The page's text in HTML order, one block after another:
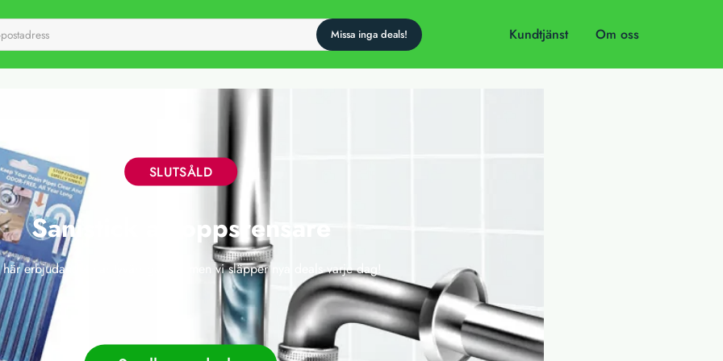
Kundtjänst Om oss
SLUTSÅLD
Sanistick avloppsrensare
erbjudandet har tyvärr gått ut, men vi släpper nya deals varje dag!